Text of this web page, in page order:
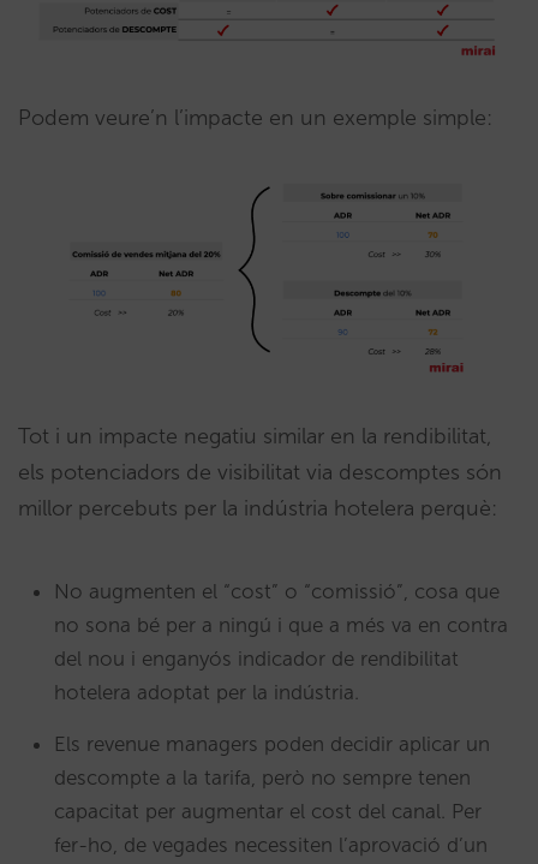
Podem veure’n l’impacte en un exemple simple:
Tot i un impacte negatiu similar en la rendibilitat,
els potenciadors de visibilitat via descomptes són
millor percebuts per la indústria hotelera perquè:
No augmenten el “cost” o “comissió”, cosa que
no sona bé per a ningú i que a més va en contra
del nou i enganyós indicador de rendibilitat
hotelera adoptat per la indústria.
Els revenue managers poden decidir aplicar un
descompte a la tarifa, però no sempre tenen
capacitat per augmentar el cost del canal. Per
fer-ho, de vegades necessiten l’aprovació d’un